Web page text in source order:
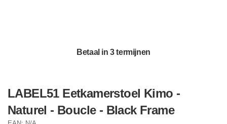
Betaal in 3 termijnen
LABEL51 Eetkamerstoel Kimo -
Naturel - Boucle - Black Frame